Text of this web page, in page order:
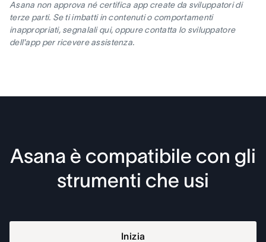
Asana non approva né certifica app create da sviluppatori di
terze parti. Se ti imbatti in contenuti o comportamenti
inappropriati, segnalali qui, oppure contatta lo sviluppatore
dell'app per ricevere assistenza.
Asana è compatibile con gli
strumenti che usi
Inizia